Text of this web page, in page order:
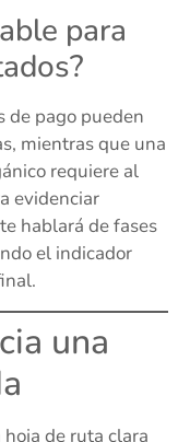
para
de pago pueden
mientras que una
requiere al
evidenciar
hablará de fases
el indicador
una
de ruta clara